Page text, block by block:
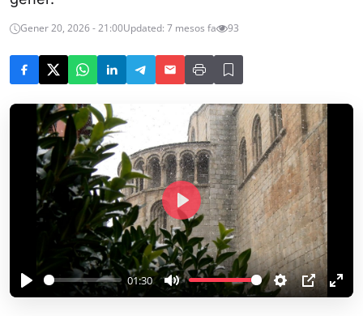
Gener 20, 2026 - 21:00Updated: 7 mesos fa 93
P
01:30
M
S
P
E
P
l
a
y